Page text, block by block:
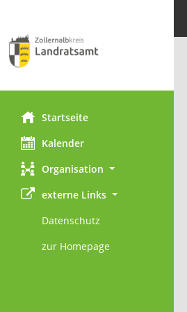
Startseite
Kalender
Organisation
externe Links
Datenschutz
zur Homepage